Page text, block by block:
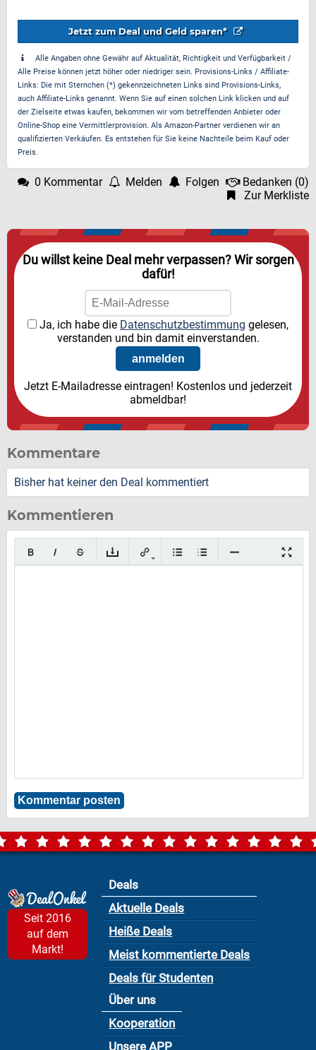
Jetzt zum Deal und Geld sparen*
Alle Angaben ohne Gewähr auf Aktualität, Richtigkeit und Verfügbarkeit /
Alle Preise können jetzt höher oder niedriger sein. Provisions-Links / Affiliate-
Links: Die mit Sternchen (*) gekennzeichneten Links sind Provisions-Links,
auch Affiliate-Links genannt. Wenn Sie auf einen solchen Link klicken und auf
der Zielseite etwas kaufen, bekommen wir vom betreffenden Anbieter oder
Online-Shop eine Vermittlerprovision. Als Amazon-Partner verdienen wir an
qualifizierten Verkäufen. Es entstehen für Sie keine Nachteile beim Kauf oder
Preis.
0 Kommentar Melden Folgen Bedanken (0)
Zur Merkliste
Du willst keine Deal mehr verpassen? Wir sorgen
dafür!
Ja, ich habe die Datenschutzbestimmung gelesen,
verstanden und bin damit einverstanden.
Jetzt E-Mailadresse eintragen! Kostenlos und jederzeit
abmeldbar!
Kommentare
Bisher hat keiner den Deal kommentiert
Kommentieren
Seit 2016
auf dem
Markt!
Deals
Aktuelle Deals
Heiße Deals
Meist kommentierte Deals
Deals für Studenten
Über uns
Kooperation
Unsere APP